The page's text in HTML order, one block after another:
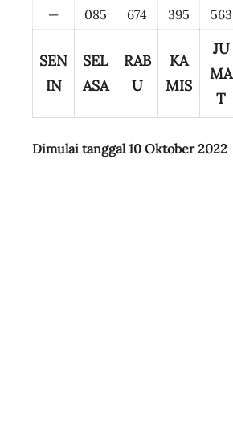
—
085 674 395 563
SEN
IN
SEL
ASA
RAB
U
KA
MIS
JU
MA
T
Dimulai tanggal 10 Oktober 2022